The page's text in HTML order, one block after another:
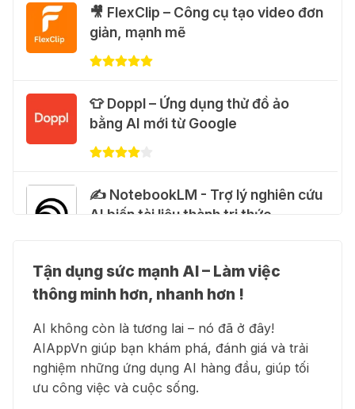
🐈 Nhận miễn phí 30 video AI + 100
hình ảnh mỗi ngày với Dola.com
31 Thg 07 2026
🎁 Hướng dẫn nhận Google Plus 12
tháng miễn phí
Cảnh báo: Xuất hiện script và
hướng dẫn giả mạo giúp "mở khóa"
🍎 Claude for Teachers – chương
15 Thg 07 2026
🎁 Hướng dẫn nhận ChatGPT
Business miễn phí tháng
🎥 FlexClip – Công cụ tạo video đơn
giản, mạnh mẽ
👕 Doppl – Ứng dụng thử đồ ảo
bằng AI mới từ Google
✍️ NotebookLM - Trợ lý nghiên cứu
AI biến tài liệu thành tri thức
👗 Higgsfield AI – Biến ý tưởng
thành phim chất lượng cao
💻 Blackbox AI - Trợ lý lập trình
thông minh
Tận dụng sức mạnh AI – Làm việc
thông minh hơn, nhanh hơn !
AI không còn là tương lai – nó đã ở đây!
AIAppVn giúp bạn khám phá, đánh giá và trải
nghiệm những ứng dụng AI hàng đầu, giúp tối
ưu công việc và cuộc sống.